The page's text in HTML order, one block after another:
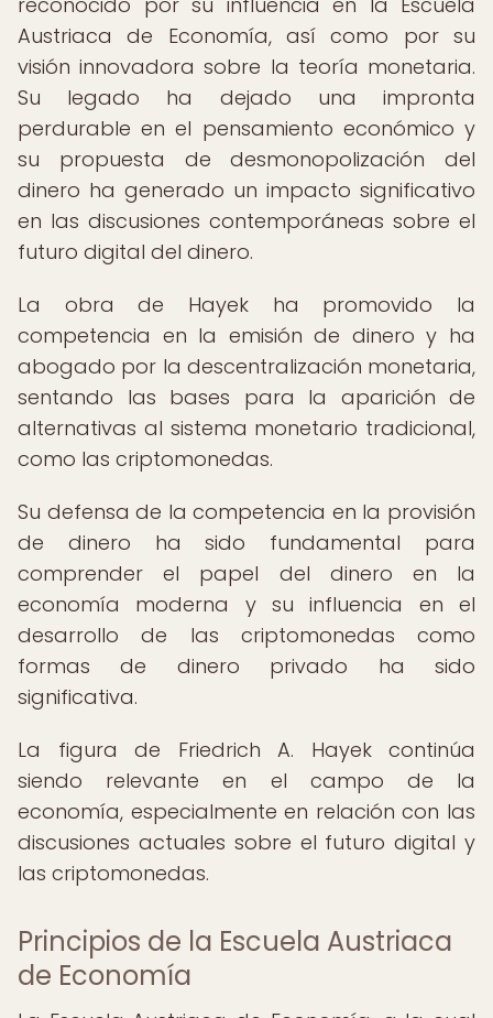
Austriaca de Economía, así como por su
visión innovadora sobre la teoría monetaria.
Su legado ha dejado una impronta
perdurable en el pensamiento económico y
su propuesta de desmonopolización del
dinero ha generado un impacto significativo
en las discusiones contemporáneas sobre el
futuro digital del dinero.
La obra de Hayek ha promovido la
competencia en la emisión de dinero y ha
abogado por la descentralización monetaria,
sentando las bases para la aparición de
alternativas al sistema monetario tradicional,
como las criptomonedas.
Su defensa de la competencia en la provisión
de dinero ha sido fundamental para
comprender el papel del dinero en la
economía moderna y su influencia en el
desarrollo de las criptomonedas como
formas de dinero privado ha sido
significativa.
La figura de Friedrich A. Hayek continúa
siendo relevante en el campo de la
economía, especialmente en relación con las
discusiones actuales sobre el futuro digital y
las criptomonedas.
Principios de la Escuela Austriaca
de Economía